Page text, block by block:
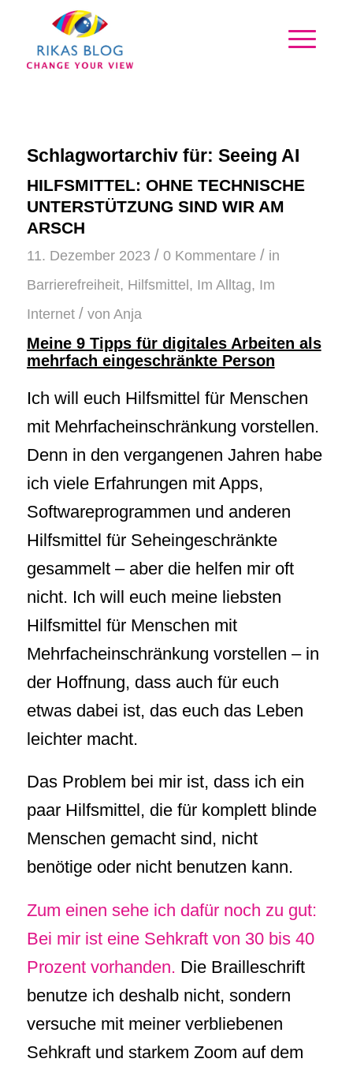
Schlagwortarchiv für: Seeing AI
HILFSMITTEL: OHNE TECHNISCHE
UNTERSTÜTZUNG SIND WIR AM
ARSCH
11. Dezember 2023 / 0 Kommentare / in
Barrierefreiheit, Hilfsmittel , Im Alltag, Im
Internet / von Anja
Meine 9 Tipps für digitales Arbeiten als
mehrfach eingeschränkte Person
Ich will euch Hilfsmittel für Menschen
mit Mehrfacheinschränkung vorstellen.
Denn in den vergangenen Jahren habe
ich viele Erfahrungen mit Apps,
Softwareprogrammen und anderen
Hilfsmittel für Seheingeschränkte
gesammelt – aber die helfen mir oft
nicht. Ich will euch meine liebsten
Hilfsmittel für Menschen mit
Mehrfacheinschränkung vorstellen – in
der Hoffnung, dass auch für euch
etwas dabei ist, das euch das Leben
leichter macht.
Das Problem bei mir ist, dass ich ein
paar Hilfsmittel, die für komplett blinde
Menschen gemacht sind, nicht
benötige oder nicht benutzen kann.
Zum einen sehe ich dafür noch zu gut:
Bei mir ist eine Sehkraft von 30 bis 40
Prozent vorhanden. Die Brailleschrift
benutze ich deshalb nicht, sondern
versuche mit meiner verbliebenen
Sehkraft und starkem Zoom auf dem